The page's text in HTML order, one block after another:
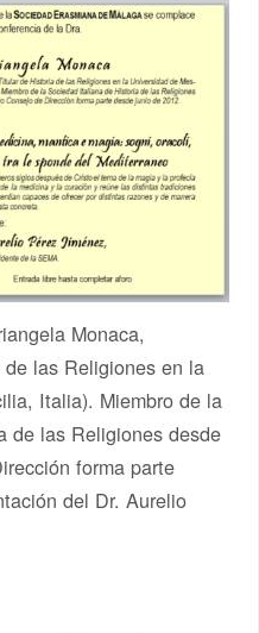
Monaca,
las Religiones en la
Italia). Miembro de la
de las Religiones desde
forma parte
del Dr. Aurelio